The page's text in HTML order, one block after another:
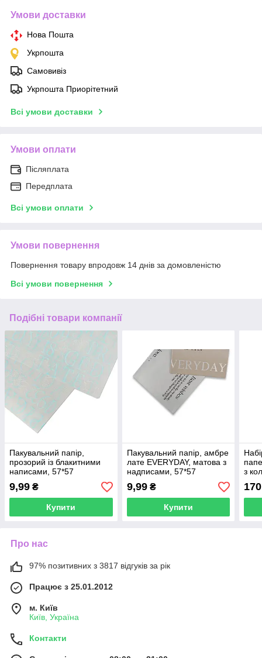
Умови доставки
Нова Пошта
Укрпошта
Самовивіз
Укрпошта Приорітетний
Всі умови доставки
Умови оплати
Післяплата
Передплата
Всі умови оплати
Умови повернення
Повернення товару впродовж 14 днів за домовленістю
Всі умови повернення
Подібні товари компанії
Пакувальний папір,
прозорий із блакитними
написами, 57*57
9,99 ₴
Купити
Пакувальний папір, амбре
лате EVERYDAY, матова з
надписами, 57*57
9,99₴
Купити
з
Про нас
97% позитивних з 3817 відгуків за рік
Працює з 25.01.2012
м. Київ
Київ, Україна
Контакти